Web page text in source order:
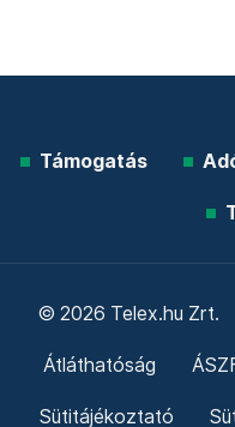
Támogatás
© 2026 Telex.hu Zrt.
Átláthatóság
Sütitájékoztató